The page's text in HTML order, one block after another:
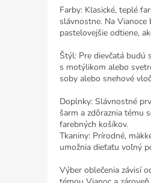
Farby: Klasické, teplé
slávnostne. Na Vianoce
pastelovejšie odtiene,
Štýl: Pre dievčatá budú
s motýlikom alebo
soby alebo snehové
Doplnky: Slávnostné
šarm a zdôraznia tému
farebných košíkov.
Tkaniny: Prírodné,
umožnia dieťaťu voľný
Výber oblečenia závisí